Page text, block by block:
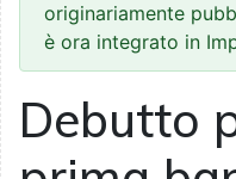
originariamente
è ora integrato in
Debutto